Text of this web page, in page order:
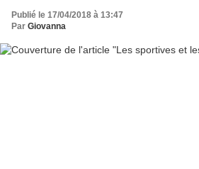
Publié le 17/04/2018 à 13:47
Par Giovanna